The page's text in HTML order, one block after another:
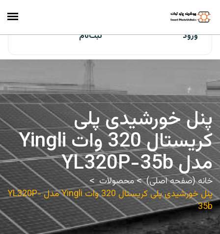
ایران‌سولار
ورود ثبت‌نام
پنل خورشیدی پلی
کریستال 320 وات Yingli
مدل YL320P-35b
خانه (صفحه اصلی)
محصولات
پنل خورشیدی پلی کریستال 320 وات Yingli مدل YL320P-
35b